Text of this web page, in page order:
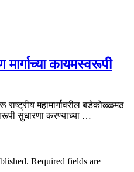
कायमस्वरूपी
महामार्गावरील बडेकोळ्ळमठ
सुधारणा करण्याच्या …
Required fields are